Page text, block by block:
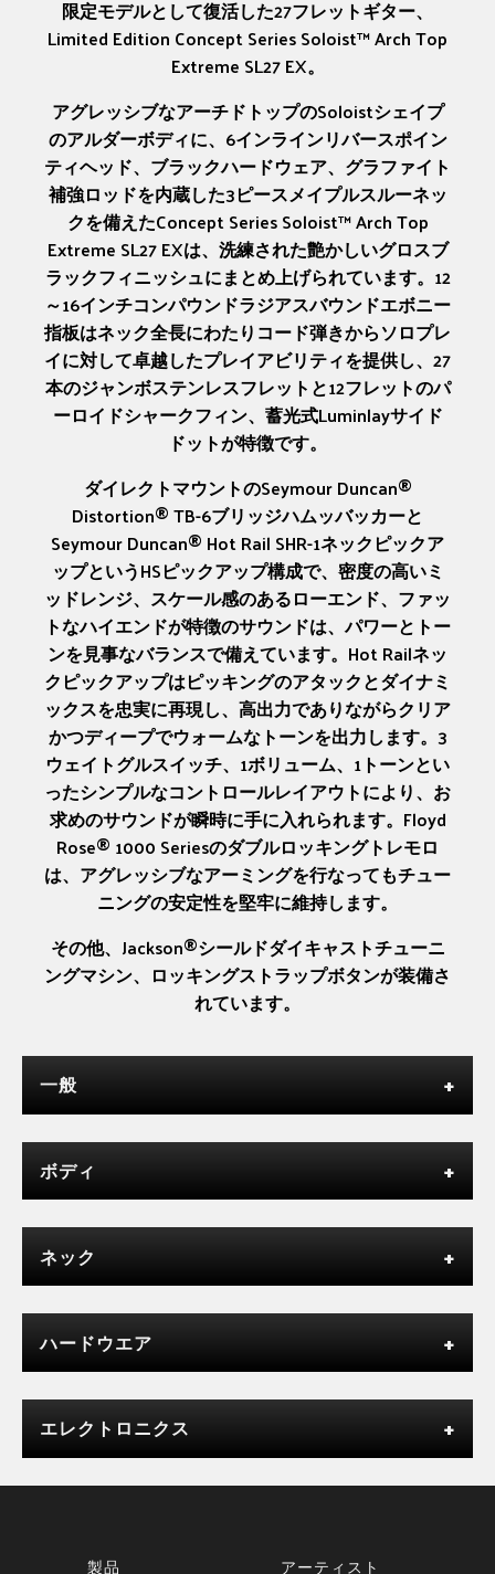
限定モデルとして復活した27フレットギター、
Limited Edition Concept Series Soloist™ Arch Top
Extreme SL27 EX。
アグレッシブなアーチドトップのSoloistシェイプ
のアルダーボディに、6インラインリバースポイン
ティヘッド、ブラックハードウェア、グラファイト
補強ロッドを内蔵した3ピースメイプルスルーネッ
クを備えたConcept Series Soloist™ Arch Top
Extreme SL27 EXは、洗練された艶かしいグロスブ
ラックフィニッシュにまとめ上げられています。12
～16インチコンパウンドラジアスバウンドエボニー
指板はネック全長にわたりコード弾きからソロプレ
イに対して卓越したプレイアビリティを提供し、27
本のジャンボステンレスフレットと12フレットのパ
ーロイドシャークフィン、蓄光式Luminlayサイド
ドットが特徴です。
ダイレクトマウントのSeymour Duncan®
Distortion® TB-6ブリッジハムッバッカーと
Seymour Duncan® Hot Rail SHR-1ネックピックア
ップというHSピックアップ構成で、密度の高いミ
ッドレンジ、スケール感のあるローエンド、ファッ
トなハイエンドが特徴のサウンドは、パワーとトー
ンを見事なバランスで備えています。Hot Railネッ
クピックアップはピッキングのアタックとダイナミ
ックスを忠実に再現し、高出力でありながらクリア
かつディープでウォームなトーンを出力します。3
ウェイトグルスイッチ、1ボリューム、1トーンとい
ったシンプルなコントロールレイアウトにより、お
求めのサウンドが瞬時に手に入れられます。Floyd
Rose® 1000 Seriesのダブルロッキングトレモロ
は、アグレッシブなアーミングを行なってもチュー
ニングの安定性を堅牢に維持します。
その他、Jackson®シールドダイキャストチューニ
ングマシン、ロッキングストラップボタンが装備さ
れています。
一般
ボディ
ネック
ハードウエア
エレクトロニクス
製品 アーティスト